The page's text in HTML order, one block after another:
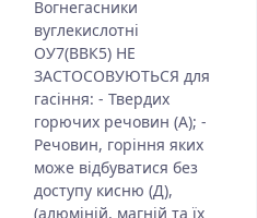
Вогнегасники
вуглекислотні
ОУ7(ВВК5) НЕ
ЗАСТОСОВУЮТЬСЯ для
гасіння: - Твердих
горючих речовин (А); -
Речовин, горіння яких
може відбуватися без
доступу кисню (Д),
(алюміній, магній та їх